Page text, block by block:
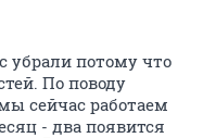
потому что
По поводу
сейчас работаем
- два появится